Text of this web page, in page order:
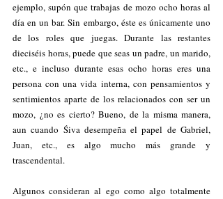
ejemplo, supón que trabajas de mozo ocho horas al
día en un bar. Sin embargo, éste es únicamente uno
de los roles que juegas. Durante las restantes
dieciséis horas, puede que seas un padre, un marido,
etc., e incluso durante esas ocho horas eres una
persona con una vida interna, con pensamientos y
sentimientos aparte de los relacionados con ser un
mozo, ¿no es cierto? Bueno, de la misma manera,
aun cuando Śiva desempeña el papel de Gabriel,
Juan, etc., es algo mucho más grande y
trascendental.
Algunos consideran al ego como algo totalmente